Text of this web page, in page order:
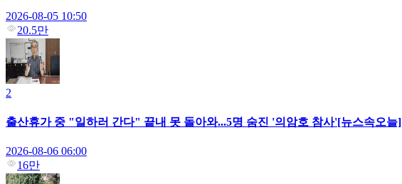
2026-08-05 10:50
20.5만
2
출산휴가 중 "일하러 간다" 끝내 못 돌아와...5명 숨진 '의암호 참사'[뉴스속오늘]
2026-08-06 06:00
16만